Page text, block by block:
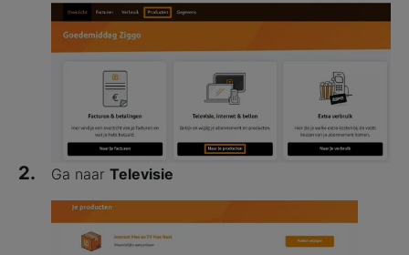
2. Ga naar Televisie